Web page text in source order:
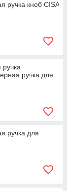
ручка кноб CISA
ручка для
ручка для